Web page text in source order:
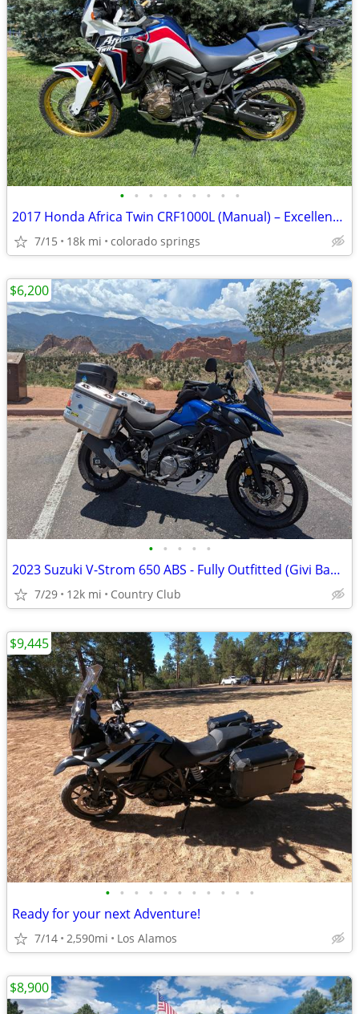
• • • • • • • • •
2017 Honda Africa Twin CRF1000L (Manual) – Excellent Condition
7/15 18k mi colorado springs
• • • • •
2023 Suzuki V-Strom 650 ABS - Fully Outfitted (Givi Bags & GPS)
7/29 12k mi Country Club
$6,200
• • • • • • • • • • •
Ready for your next Adventure!
7/14 2,590mi Los Alamos
$9,445
$8,900